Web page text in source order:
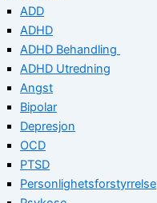
ADD
ADHD
ADHD Behandling
ADHD Utredning
Angst
Bipolar
Depresjon
OCD
PTSD
Personlighetsforstyrrelse